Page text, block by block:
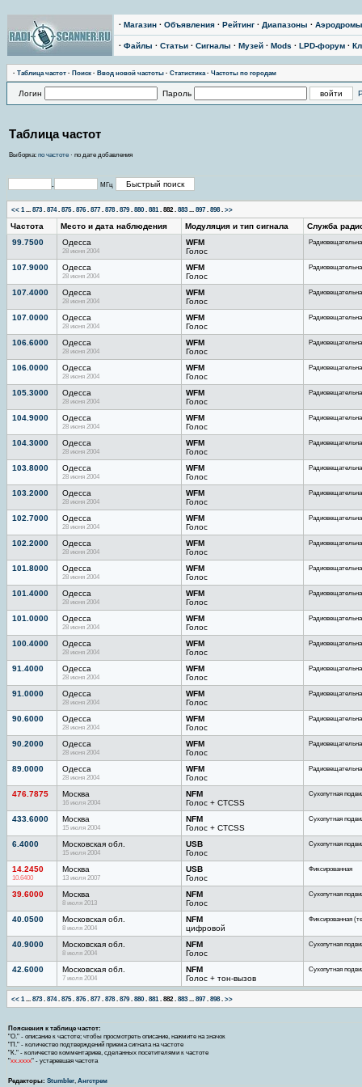
· Магазин · Объявления · Рейтинг · Диапазоны · Аэродромы
· Файлы · Статьи · Сигналы · Музей · Mods · LPD-форум ·
· Тaблицa чaстoт · Поиск · Ввод новой частоты · Статистика· Частоты по городам
Логин Пароль
Таблица частот
Выборка: по частоте · по дате добавления
МГц
<< 1... 873 . 874. 875. 876. 877 . 878. 879. 880 . 881. 882. 883 ... 897 . 898. >>
Частота Место и дата наблюдения Модуляция и тип сигнала
Служба
99.7500
Одесса
28 июня 2004
WFM
Голос
107.9000 Одесса
28 июня 2004
WFM
Голос
107.4000 Одесса
28 июня 2004
WFM
Голос
107.0000 Одесса
28 июня 2004
WFM
Голос
106.6000 Одесса
28 июня 2004
WFM
Голос
106.0000 Одесса
28 июня 2004
WFM
Голос
105.3000 Одесса
28 июня 2004
WFM
Голос
104.9000 Одесса
28 июня 2004
WFM
Голос
104.3000 Одесса
28 июня 2004
WFM
Голос
103.8000 Одесса
28 июня 2004
WFM
Голос
103.2000 Одесса
28 июня 2004
WFM
Голос
102.7000 Одесса
28 июня 2004
WFM
Голос
102.2000 Одесса
28 июня 2004
WFM
Голос
101.8000 Одесса
28 июня 2004
WFM
Голос
101.4000 Одесса
28 июня 2004
WFM
Голос
101.0000 Одесса
28 июня 2004
WFM
Голос
100.4000 Одесса
28 июня 2004
WFM
Голос
91.4000 Одесса
28 июня 2004
WFM
Голос
91.0000 Одесса
28 июня 2004
WFM
Голос
90.6000 Одесса
28 июня 2004
WFM
Голос
90.2000 Одесса
28 июня 2004
WFM
Голос
89.0000 Одесса
28 июня 2004
WFM
Голос
476.7875 Москва
16 июля 2004
NFM
Голос + CTCSS
Сухопутная
433.6000 Москва
15 июля 2004
NFM
Голос + CTCSS
Сухопутная
6.4000 Московская обл.
15 июля 2004
USB
Голос
Сухопутная
14.2450
10.6400
Москва
13 июля 2007
USB
Голос
Фиксированная
39.6000 Москва
8 июля 2013
NFM
Голос
Сухопутная
40.0500 Московская обл.
8 июля 2004
NFM
цифровой
Фиксированная
40.9000 Московская обл.
8 июля 2004
NFM
Голос
Сухопутная
42.6000 Московская обл.
7 июля 2004
NFM
Голос + тон-вызов
Сухопутная
<< 1... 873 . 874. 875. 876. 877 . 878. 879. 880 . 881. 882. 883 ... 897 . 898. >>
Пояснения к таблице частот:
"О." - описание к частоте; чтобы просмотреть описание, нажмите на значок
"П." - количество подтверждений приема сигнала на частоте
"К." - количество комментариев, сделанных посетителями к частоте
"хх.хххх" - устаревшая частота
Редакторы: Stumbler, Ангстрем